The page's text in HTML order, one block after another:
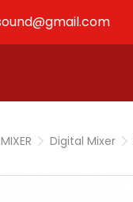
Digital Mixer